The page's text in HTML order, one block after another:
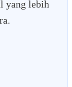
yang lebih